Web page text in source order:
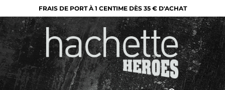
FRAIS DE PORT À 1 CENTIME DÈS 35 € D'ACHAT